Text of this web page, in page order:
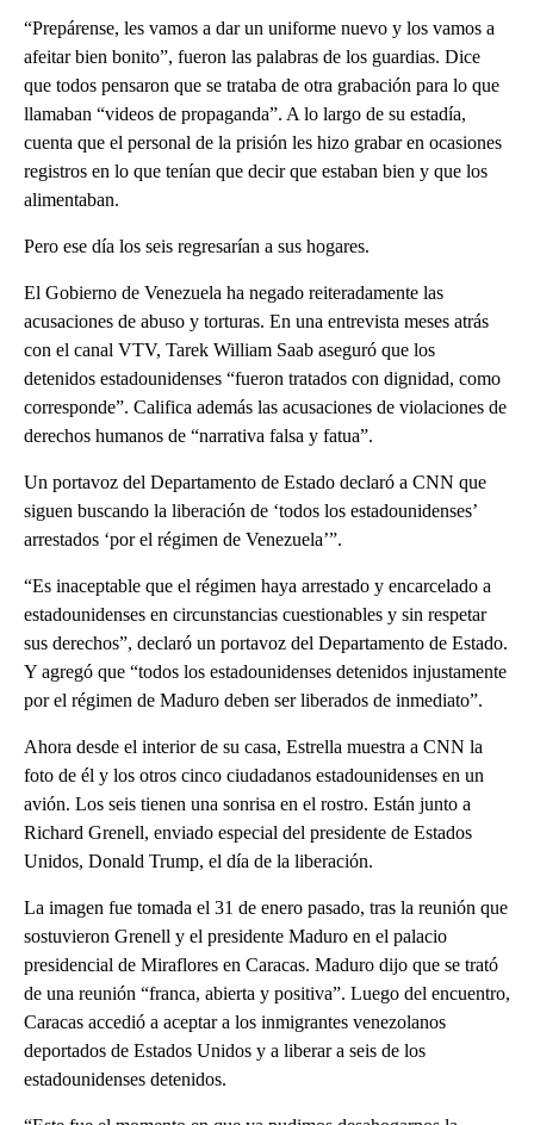
“Prepárense, les vamos a dar un uniforme nuevo y los vamos a
afeitar bien bonito”, fueron las palabras de los guardias. Dice
que todos pensaron que se trataba de otra grabación para lo que
llamaban “videos de propaganda”. A lo largo de su estadía,
cuenta que el personal de la prisión les hizo grabar en ocasiones
registros en lo que tenían que decir que estaban bien y que los
alimentaban.
Pero ese día los seis regresarían a sus hogares.
El Gobierno de Venezuela ha negado reiteradamente las
acusaciones de abuso y torturas. En una entrevista meses atrás
con el canal VTV, Tarek William Saab aseguró que los
detenidos estadounidenses “fueron tratados con dignidad, como
corresponde”. Califica además las acusaciones de violaciones de
derechos humanos de “narrativa falsa y fatua”.
Un portavoz del Departamento de Estado declaró a CNN que
siguen buscando la liberación de ‘todos los estadounidenses’
arrestados ‘por el régimen de Venezuela’”.
“Es inaceptable que el régimen haya arrestado y encarcelado a
estadounidenses en circunstancias cuestionables y sin respetar
sus derechos”, declaró un portavoz del Departamento de Estado.
Y agregó que “todos los estadounidenses detenidos injustamente
por el régimen de Maduro deben ser liberados de inmediato”.
Ahora desde el interior de su casa, Estrella muestra a CNN la
foto de él y los otros cinco ciudadanos estadounidenses en un
avión. Los seis tienen una sonrisa en el rostro. Están junto a
Richard Grenell, enviado especial del presidente de Estados
Unidos, Donald Trump, el día de la liberación.
La imagen fue tomada el 31 de enero pasado, tras la reunión que
sostuvieron Grenell y el presidente Maduro en el palacio
presidencial de Miraflores en Caracas. Maduro dijo que se trató
de una reunión “franca, abierta y positiva”. Luego del encuentro,
Caracas accedió a aceptar a los inmigrantes venezolanos
deportados de Estados Unidos y a liberar a seis de los
estadounidenses detenidos.